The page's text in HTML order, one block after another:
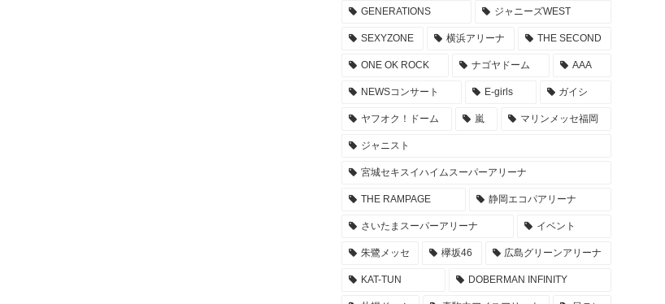
EXILE ライブ REDPHOENIX セトリ 座席 グッズ
登坂広臣ライブツアー ØMI LIVE TOUR 2022 AN
ッズ… #KP_FirstDOME_Mr レポ まとめ
グッズ… #KP_FirstDOME_Mr 大阪 レポ まとめ
2022年3月28日
GENERATIONS ジャニーズWEST
SEXYZONE 横浜アリーナ THE SECOND
ONE OK ROCK ナゴヤドーム AAA
NEWSコンサート E-girls ガイシ
ヤフオク！ドーム 嵐 マリンメッセ福岡
ジャニスト
宮城セキスイハイムスーパーアリーナ
THE RAMPAGE 静岡エコパアリーナ
さいたまスーパーアリーナ イベント
朱鷺メッセ 欅坂46 広島グリーンアリーナ
KAT-TUN DOBERMAN INFINITY